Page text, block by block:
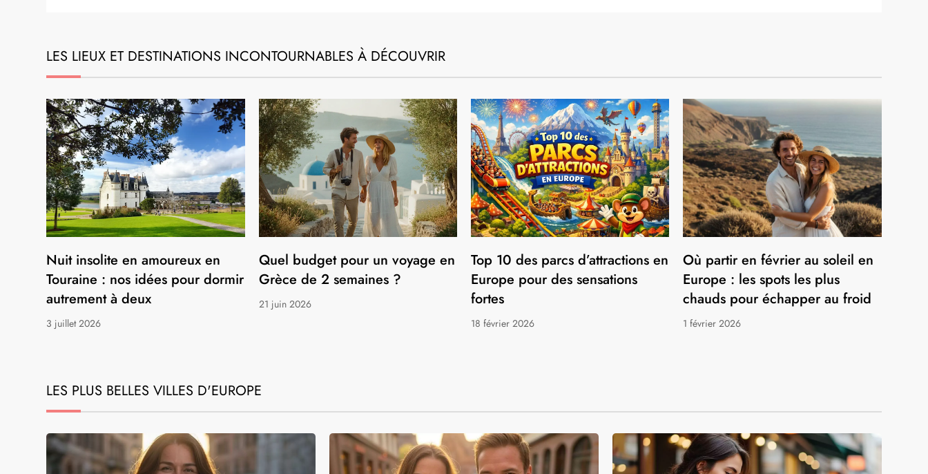
Top 10 des meilleures agences
de voyage en Grèce
7 février 2026
Circuit sud ouest de la France :
itinéraire en 10 jours pour
explorer régions et saveurs
8 octobre 2025
Sighisoara en Roumanie :
guide des attractions et
conseils pour un séjour culturel
enrichissant
15 décembre 2024
LES LIEUX ET DESTINATIONS INCONTOURNABLES À DÉCOUVRIR
Nuit insolite en amoureux en
Quel budget pour un voyage en
Top 10 des parcs d’attractions en
Où partir en février au soleil en